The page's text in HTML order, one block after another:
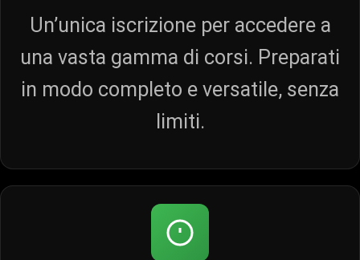
Un’unica iscrizione per accedere a
una vasta gamma di corsi. Preparati
in modo completo e versatile, senza
limiti.